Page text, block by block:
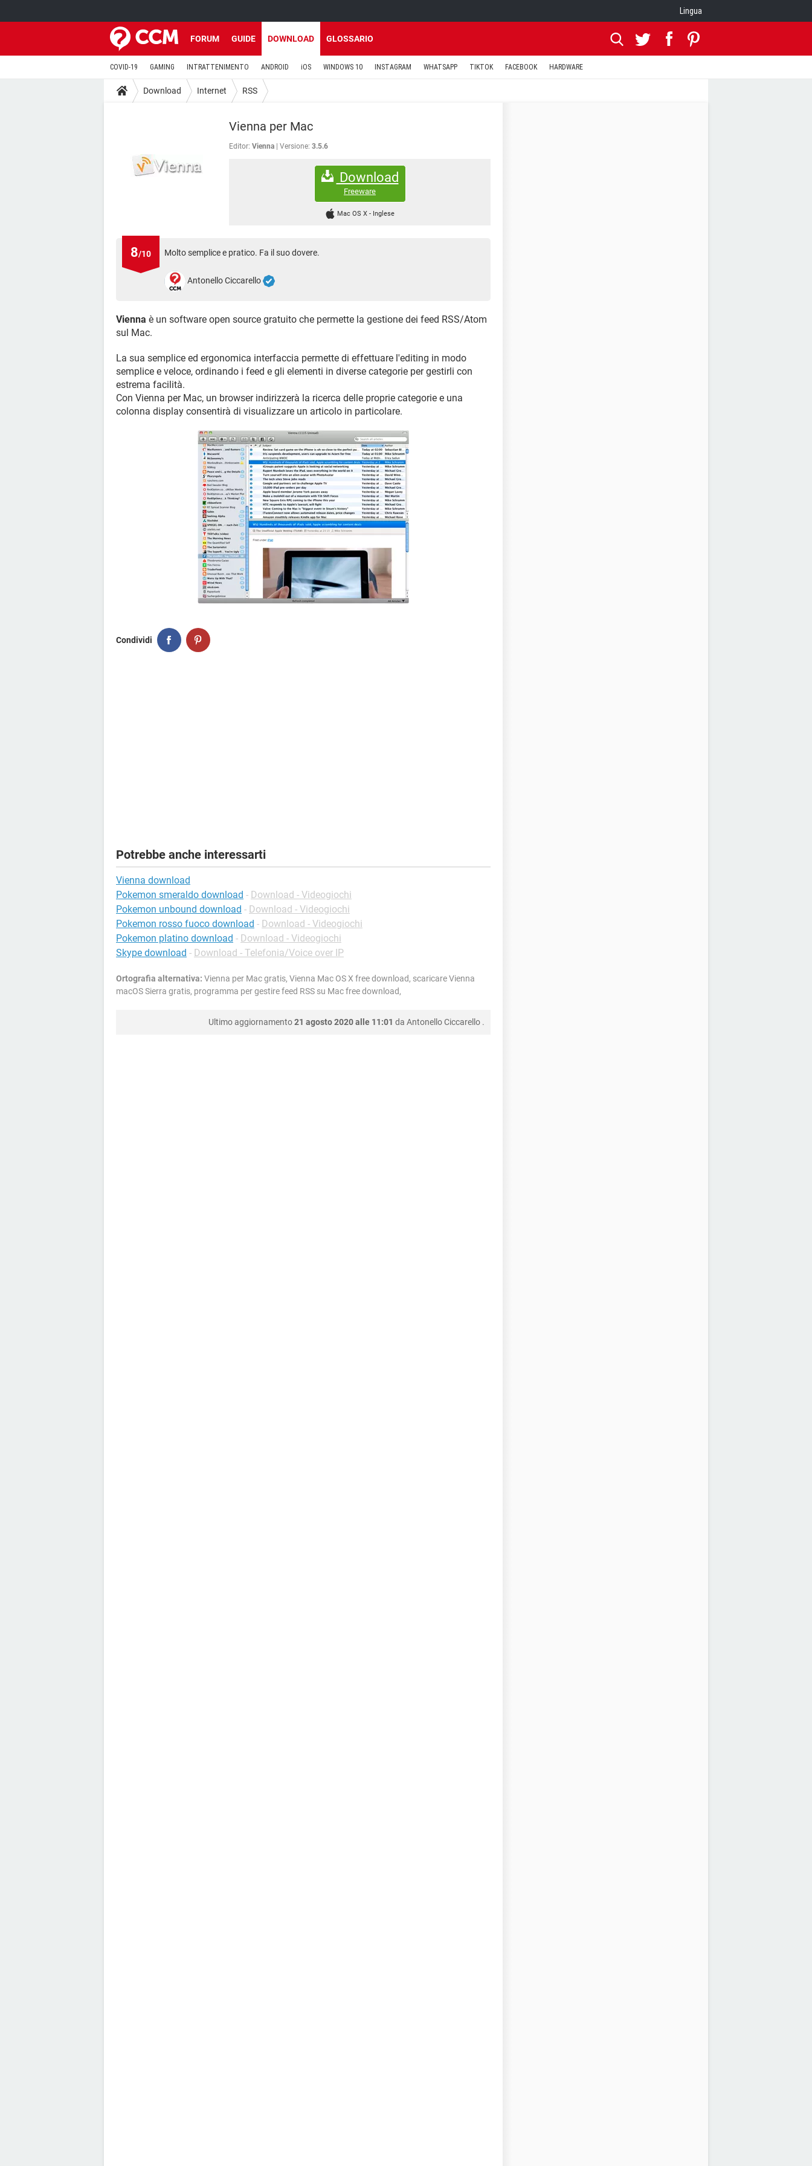
Lingua
FORUM GUIDE DOWNLOAD GLOSSARIO
COVID-19 GAMING INTRATTENIMENTO ANDROID iOS WINDOWS 10 INSTAGRAM WHATSAPP TIKTOK FACEBOOK HARDWARE
Download Internet RSS
Vienna per Mac
Editor: Vienna Versione: 3.5.6
Download
Freeware
Mac OS X - Inglese
8/10 Molto semplice e pratico. Fa il suo dovere.
Antonello Ciccarello
Vienna è un software open source gratuito che permette la gestione dei feed RSS/Atom
sul Mac.
La sua semplice ed ergonomica interfaccia permette di effettuare l'editing in modo
semplice e veloce, ordinando i feed e gli elementi in diverse categorie per gestirli con
estrema facilità.
Con Vienna per Mac, un browser indirizzerà la ricerca delle proprie categorie e una
colonna display consentirà di visualizzare un articolo in particolare.
Condividi
Potrebbe anche interessarti
Vienna download
Pokemon smeraldo download - Download - Videogiochi
Pokemon unbound download - Download - Videogiochi
Pokemon rosso fuoco download - Download - Videogiochi
Pokemon platino download - Download - Videogiochi
Skype download - Download - Telefonia/Voice over IP
Ortografia alternativa: Vienna per Mac gratis, Vienna Mac OS X free download, scaricare Vienna
macOS Sierra gratis, programma per gestire feed RSS su Mac free download,
Ultimo aggiornamento21 agosto 2020 alle 11:01 da Antonello Ciccarello .